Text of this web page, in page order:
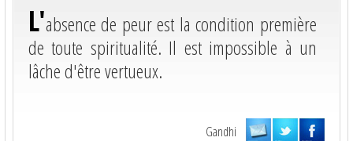
L'absence de peur est la condition première
de toute spiritualité. Il est impossible à un
lâche d'être vertueux.
Gandhi